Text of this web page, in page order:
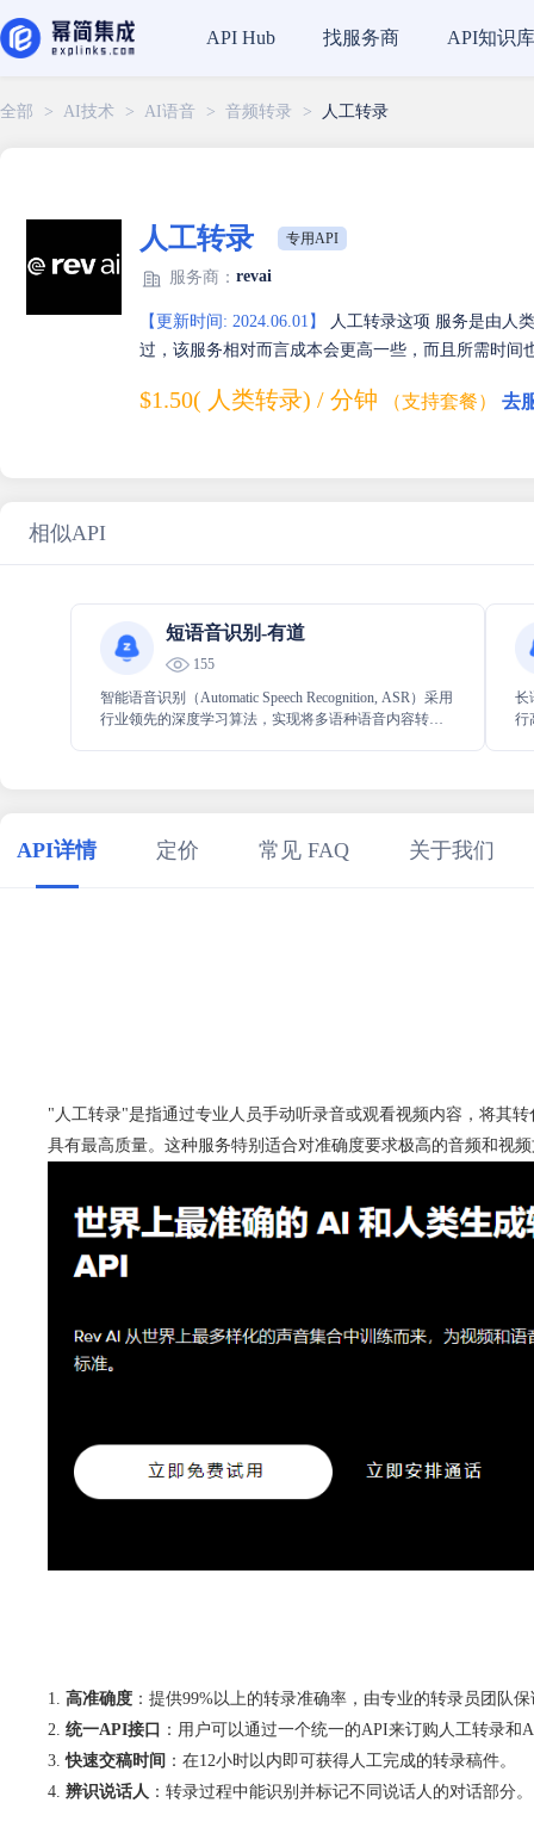
API Hub 找服务商 API知识库
全部 > AI技术 > AI语音 > 音频转录 > 人工转录
人工转录 专用API
服务商： revai
【更新时间: 2024.06.01】
人工转录这项 服务是由人
过，该服务相对而言成本会更高一些，而且所需时
$1.50( 人类转录) / 分钟 （支持套餐） 去
相似API
短语音识别-有道
155
智能语音识别（Automatic Speech Recognition, ASR）采用
行业领先的深度学习算法，实现将多语种语音内容转换
长
行
API详情 定价 常见 FAQ 关于我们
"人工转录"是指通过专业人员手动听录音或观看视频内容，将其
具有最高质量。这种服务特别适合对准确度要求极高的音频和视
高准确度 ：提供99%以上的转录准确率，由专业的转录员团队
统一API接口 ：用户可以通过一个统一的API来订购人工转录和
快速交稿时间 ：在12小时以内即可获得人工完成的转录稿件。
辨识说话人 ：转录过程中能识别并标记不同说话人的对话部分。